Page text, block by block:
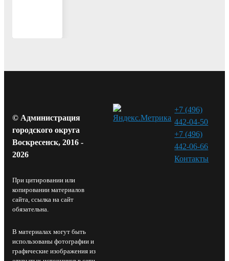
© Администрация
городского округа
Воскресенск, 2016 -
2026
При цитировании или
копировании материалов
сайта, ссылка на сайт
обязательна.
В материалах могут быть
использованы фотографии и
графические изображения из
+7 (496)
442-04-50
+7 (496)
442-06-66
Контакты⁠